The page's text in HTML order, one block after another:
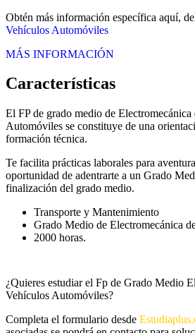
Obtén más información específica aquí,
Vehículos Automóviles
MÁS INFORMACIÓN
Características
El FP de grado medio de Electromecánica
Automóviles se constituye de una
formación técnica.
Te facilita prácticas laborales para
oportunidad de adentrarte a un Grado
finalización del grado medio.
Transporte y Mantenimiento
Grado Medio de Electromecánica
2000 horas.
¿Quieres estudiar el Fp de Grado Medio
Vehículos Automóviles?
Completa el formulario desde